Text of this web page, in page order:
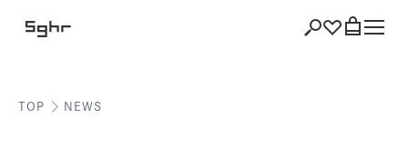
TOP NEWS